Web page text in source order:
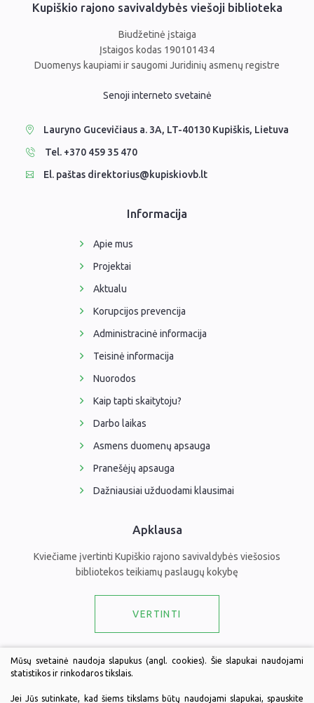
Kupiškio rajono savivaldybės viešoji biblioteka
Biudžetinė įstaiga
Įstaigos kodas 190101434
Duomenys kaupiami ir saugomi Juridinių asmenų registre
Senoji interneto svetainė
Lauryno Gucevičiaus a. 3A, LT-40130 Kupiškis, Lietuva
Tel. +370 459 35 470
El. paštas direktorius@kupiskiovb.lt
Informacija
Apie mus
Projektai
Aktualu
Korupcijos prevencija
Administracinė informacija
Teisinė informacija
Nuorodos
Kaip tapti skaitytoju?
Darbo laikas
Asmens duomenų apsauga
Pranešėjų apsauga
Dažniausiai užduodami klausimai
Apklausa
Kviečiame įvertinti Kupiškio rajono savivaldybės viešosios
bibliotekos teikiamų paslaugų kokybę
VERTINTI
Draugaukime
Mūsų svetainė naudoja slapukus (angl. cookies). Šie slapukai naudojami
statistikos ir rinkodaros tikslais.
Jei Jūs sutinkate, kad šiems tikslams būtų naudojami slapukai, spauskite